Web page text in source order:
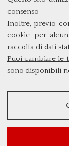
consenso
Inoltre, previo
cookie per
raccolta di dati
Puoi cambiare le
sono disponibili
STATISTICHE
Mostra maggiori
Università